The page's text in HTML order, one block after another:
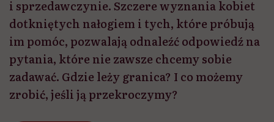
i sprzedawczynie. Szczere wyznania kobiet
dotkniętych nałogiem i tych, które próbują
im pomóc, pozwalają odnaleźć odpowiedź na
pytania, które nie zawsze chcemy sobie
zadawać. Gdzie leży granica? I co możemy
zrobić, jeśli ją przekroczymy?